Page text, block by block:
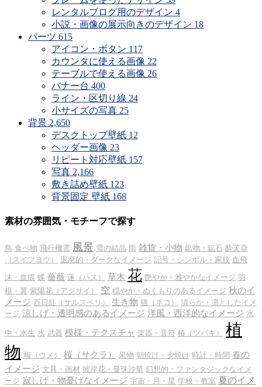
レンタルブログ用のデザイン 4
小説・画像の展示向きのデザイン 18
パーツ 615
アイコン・ボタン 117
カウンタに使える画像 22
テーブルで使える画像 26
バナー台 400
ライン・区切り線 24
小サイズの写真 25
背景 2,650
デスクトップ壁紙 12
ヘッダー画像 23
リピート対応壁紙 157
写真 2,166
敷き詰め壁紙 123
背景固定 壁紙 168
素材の雰囲気・モチーフで探す
鳥 食べ物 飛行機雲 風景 雪の結晶 雨 雑貨・小物 鉱物・鉱石 酔芙蓉
（スイフヨウ）
退廃的・ダークなイメージ 記号・シンボル・家紋 血飛
沫・血痕 蝶 薔薇 蓮（ハス） 草木 花 艶やか・雅やかなイメージ 羽
根・翼 紫陽花（アジサイ） 空 穏やか・ぬくもりのあるイメージ 秋のイ
メージ 百日紅（サルスベリ） 生き物 猫（ネコ）
清らか・凛としたイメ
ージ 涼しげ・透明感のあるイメージ 洋風・西洋的なイメージ 水
中・水生 水 武器 模様・テクスチャ 楽器・音符 椿（ツバキ）
植
物 梅（ウメ） 桜（サクラ） 果物 朝焼け・夕焼け 時計・時間 春の
イメージ 文具・画材 彼岸花・曼珠沙華 幻想的・ファンタジックなイメ
ージ 寂しげ・物憂げなイメージ 宇宙・月・星 学校・教室 夏のイメ